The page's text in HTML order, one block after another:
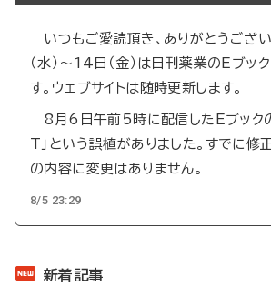
いつもご愛読頂き、ありがとうござ
（水）～14日（金）は日刊薬業のEブッ
す。ウェブサイトは随時更新します。
8月6日午前5時に配信したEブック
T」という誤植がありました。すでに修
の内容に変更はありません。
8/5 23:29
新着記事